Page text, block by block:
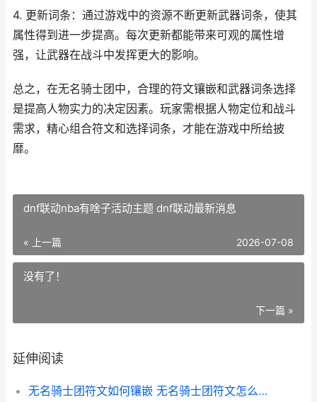
4. 更新词条：通过游戏中的资源不断更新武器词条，使其
属性得到进一步提高。每次更新都能带来可观的属性增
强，让武器在战斗中发挥更大的影响。
总之，在无名骑士团中，合理的符文镶嵌和武器词条选择
是提高人物实力的决定因素。玩家需根据人物定位和战斗
需求，精心组合符文和选择词条，才能在游戏中所给披
靡。
dnf联动nba有啥子活动主题 dnf联动最新消息
« 上一篇 2026-07-08
没有了！
下一篇 »
延伸阅读
无名骑士团符文如何镶嵌 无名骑士团符文怎么升级